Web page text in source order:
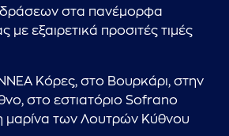
στα πανέμορφα
με εξαιρετικά προσιτές τιμές
Κόρες, στο Βουρκάρι, στην
στο εστιατόριο Sofrano
μαρίνα των Λουτρών Κύθνου